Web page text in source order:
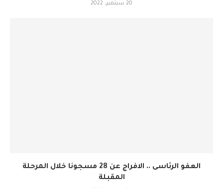
20 سبتمبر، 2022
العفو الرئاسى .. الافراج عن 28 مسجونا خلال المرحلة
المقبلة